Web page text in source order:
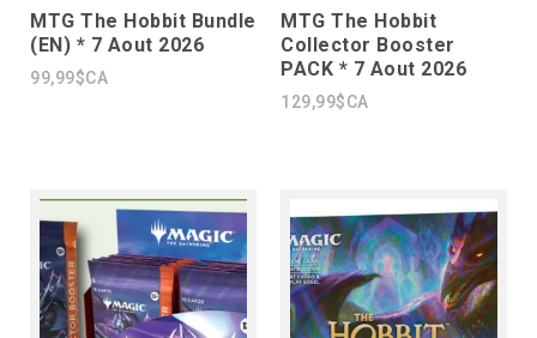
MTG The Hobbit Bundle
(EN) * 7 Aout 2026
99,99$CA
MTG The Hobbit
Collector Booster
PACK * 7 Aout 2026
129,99$CA